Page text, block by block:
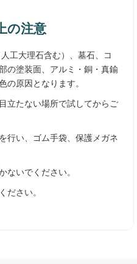
の注意
工大理石含む）、墓石、コ
の塗装面、アルミ・銅・真鍮
の原因となります。
立たない場所で試してからご
行い、ゴム手袋、保護メガネ
ないでください。
ださい。